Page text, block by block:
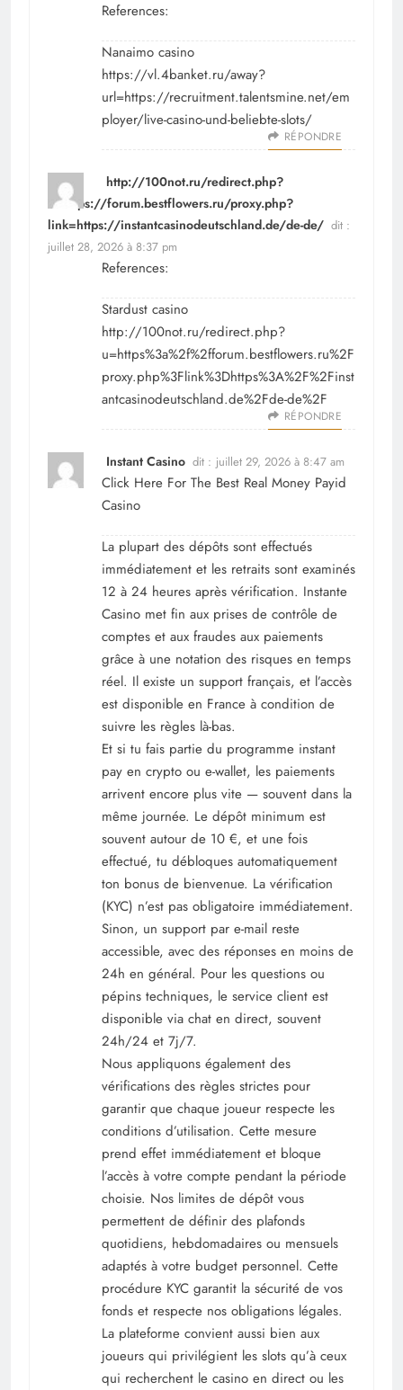
References:
Nanaimo casino
https://vl.4banket.ru/away?
url=https://recruitment.talentsmine.net/em
ployer/live-casino-und-beliebte-slots/
RÉPONDRE
http://100not.ru/redirect.php?
u=https://forum.bestflowers.ru/proxy.php?
link=https://instantcasinodeutschland.de/de-de/ dit :
juillet 28, 2026 à 8:37 pm
References:
Stardust casino
http://100not.ru/redirect.php?
u=https%3a%2f%2fforum.bestflowers.ru%2F
proxy.php%3Flink%3Dhttps%3A%2F%2Finst
antcasinodeutschland.de%2Fde-de%2F
RÉPONDRE
Instant Casino dit : juillet 29, 2026 à 8:47 am
Click Here For The Best Real Money Payid
Casino
La plupart des dépôts sont effectués
immédiatement et les retraits sont examinés
12 à 24 heures après vérification. Instante
Casino met fin aux prises de contrôle de
comptes et aux fraudes aux paiements
grâce à une notation des risques en temps
réel. Il existe un support français, et l’accès
est disponible en France à condition de
suivre les règles là-bas.
Et si tu fais partie du programme instant
pay en crypto ou e-wallet, les paiements
arrivent encore plus vite — souvent dans la
même journée. Le dépôt minimum est
souvent autour de 10 €, et une fois
effectué, tu débloques automatiquement
ton bonus de bienvenue. La vérification
(KYC) n’est pas obligatoire immédiatement.
Sinon, un support par e-mail reste
accessible, avec des réponses en moins de
24h en général. Pour les questions ou
pépins techniques, le service client est
disponible via chat en direct, souvent
24h/24 et 7j/7.
Nous appliquons également des
vérifications des règles strictes pour
garantir que chaque joueur respecte les
conditions d’utilisation. Cette mesure
prend effet immédiatement et bloque
l’accès à votre compte pendant la période
choisie. Nos limites de dépôt vous
permettent de définir des plafonds
quotidiens, hebdomadaires ou mensuels
adaptés à votre budget personnel. Cette
procédure KYC garantit la sécurité de vos
fonds et respecte nos obligations légales.
La plateforme convient aussi bien aux
joueurs qui privilégient les slots qu’à ceux
qui recherchent le casino en direct ou les